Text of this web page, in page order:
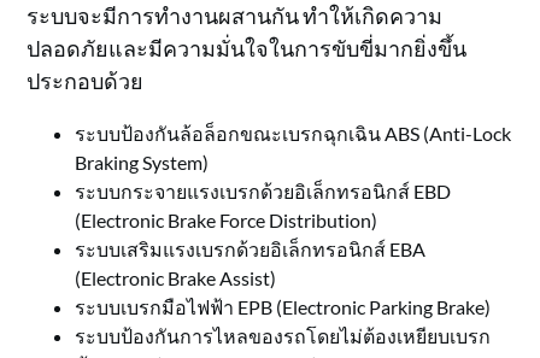
ระบบจะมีการทำงานผสานกัน ทำให้เกิดความ
ปลอดภัยและมีความมั่นใจในการขับขี่มากยิ่งขึ้น
ประกอบด้วย
ระบบป้องกันล้อล็อกขณะเบรกฉุกเฉิน ABS (Anti-Lock
Braking System)
ระบบกระจายแรงเบรกด้วยอิเล็กทรอนิกส์ EBD
(Electronic Brake Force Distribution)
ระบบเสริมแรงเบรกด้วยอิเล็กทรอนิกส์ EBA
(Electronic Brake Assist)
ระบบเบรกมือไฟฟ้า EPB (Electronic Parking Brake)
ระบบป้องกันการไหลของรถโดยไม่ต้องเหยียบเบรก